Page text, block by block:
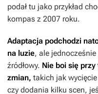
podał tu jako przykład
kompas z 2007 roku.
Adaptacja podchodzi
na luzie, ale
źródłowy. Nie boi się
zmian, takich jak
czy dodania kilku scen,